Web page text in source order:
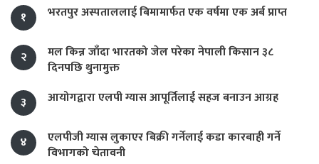
१ भरतपुर अस्पताललाई बिमामार्फत एक वर्षमा एक अर्ब प्राप्त
२
मल किन्न जाँदा भारतको जेल परेका नेपाली किसान ३८
दिनपछि थुनामुक्त
३
आयोगद्वारा एलपी ग्यास आपूर्तिलाई सहज बनाउन आग्रह
४
एलपीजी ग्यास लुकाएर बिक्री गर्नेलाई कडा कारबाही गर्ने
विभागको चेतावनी